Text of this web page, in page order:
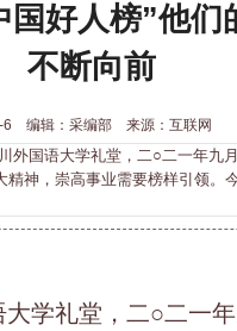
国好人榜”他们
不断向前
6 编辑：采编部 来源：互联网
语大学礼堂，二○二一年九月
神，崇高事业需要榜样引领。
学礼堂，二○二一